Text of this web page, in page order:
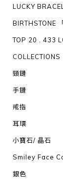
LUCKY
BIRTHSTONE
TOP 20 . 433
COLLECTIONS
頸鏈
手鏈
戒指
耳環
小寶石/ 晶石
Smiley Face
銀色